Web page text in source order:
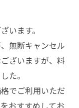
います。
無断キャンセル
ざいますが、料
た。
でご利用いただ
おすすめしてお